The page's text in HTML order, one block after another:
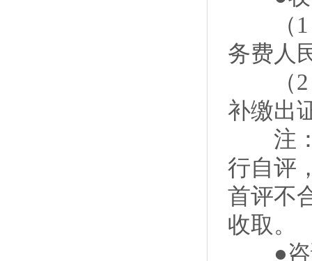
（1）
务费人
（2）
补缴出
注：
行自评
首评不
收取。
●咨询